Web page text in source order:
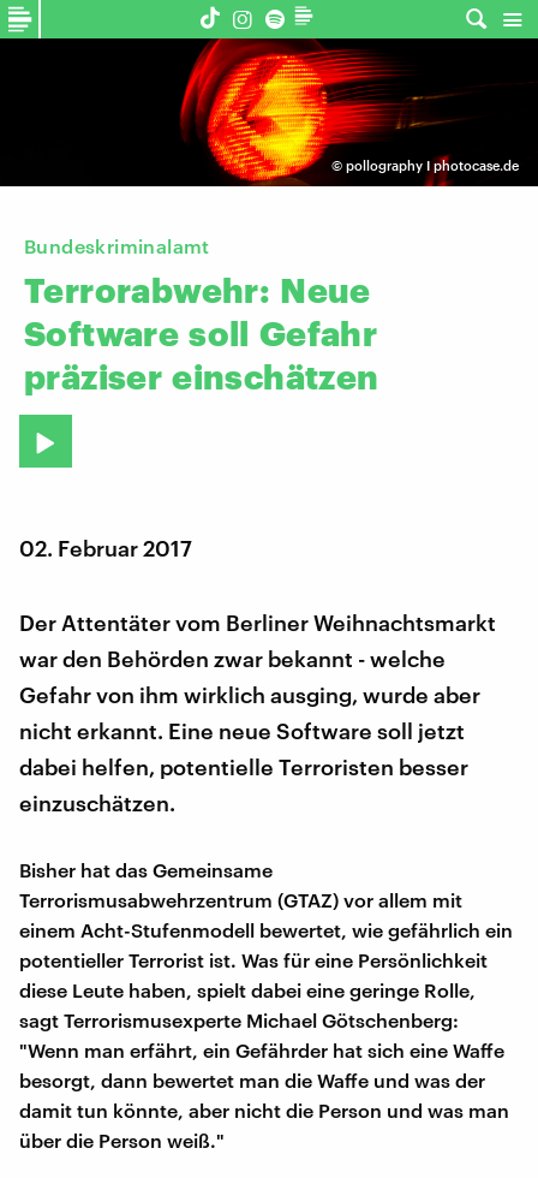
© pollography I photocase.de
Bundeskriminalamt
Terrorabwehr: Neue
Software soll Gefahr
präziser einschätzen
02. Februar 2017
Der Attentäter vom Berliner Weihnachtsmarkt
war den Behörden zwar bekannt - welche
Gefahr von ihm wirklich ausging, wurde aber
nicht erkannt. Eine neue Software soll jetzt
dabei helfen, potentielle Terroristen besser
einzuschätzen.
Bisher hat das Gemeinsame
Terrorismusabwehrzentrum (GTAZ) vor allem mit
einem Acht-Stufenmodell bewertet, wie gefährlich ein
potentieller Terrorist ist. Was für eine Persönlichkeit
diese Leute haben, spielt dabei eine geringe Rolle,
sagt Terrorismusexperte Michael Götschenberg:
"Wenn man erfährt, ein Gefährder hat sich eine Waffe
besorgt, dann bewertet man die Waffe und was der
damit tun könnte, aber nicht die Person und was man
über die Person weiß."